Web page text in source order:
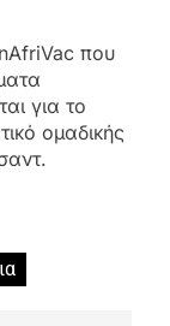
που
για το
ομαδικής